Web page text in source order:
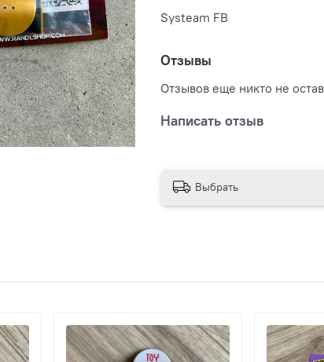
Systeam FB
Отзывы
Отзывов еще никто не
Написать отзыв
Выбрать